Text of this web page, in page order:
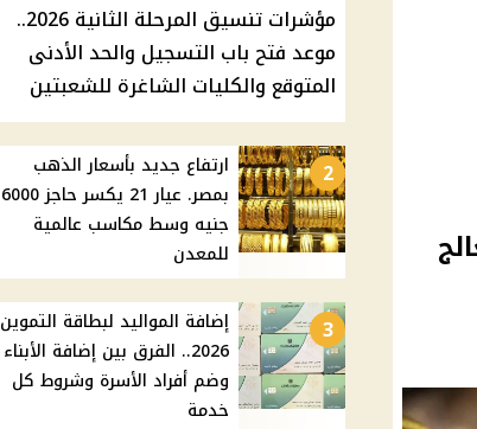
مؤشرات تنسيق المرحلة الثانية 2026..
موعد فتح باب التسجيل والحد الأدنى
المتوقع والكليات الشاغرة للشعبتين
2
ارتفاع جديد بأسعار الذهب
بمصر. عيار 21 يكسر حاجز 6000
جنيه وسط مكاسب عالمية
للمعدن
3
إضافة المواليد لبطاقة التموين
2026.. الفرق بين إضافة الأبناء
وضم أفراد الأسرة وشروط كل
خدمة